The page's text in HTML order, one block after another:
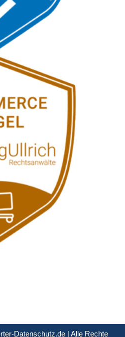
Datenschutz.de | Alle Rechte